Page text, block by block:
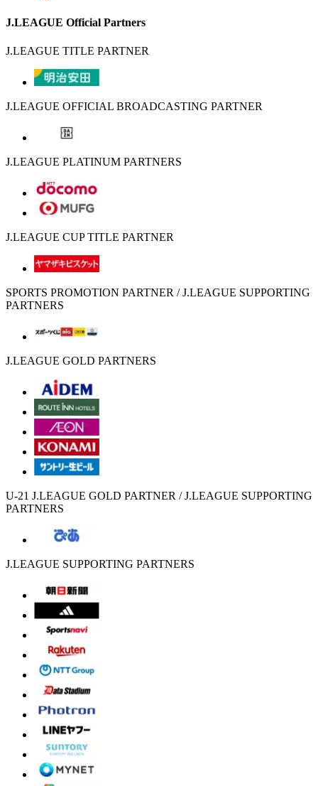
J.LEAGUE Official Partners
J.LEAGUE TITLE PARTNER
J.LEAGUE OFFICIAL BROADCASTING PARTNER
J.LEAGUE PLATINUM PARTNERS
J.LEAGUE CUP TITLE PARTNER
SPORTS PROMOTION PARTNER / J.LEAGUE SUPPORTING
PARTNERS
J.LEAGUE GOLD PARTNERS
U-21 J.LEAGUE GOLD PARTNER / J.LEAGUE SUPPORTING
PARTNERS
J.LEAGUE SUPPORTING PARTNERS